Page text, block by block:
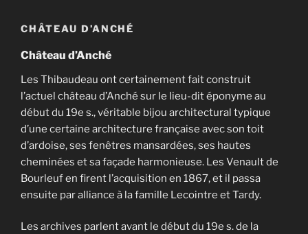
CHÂTEAU D’ANCHÉ
Château d’Anché
Les Thibaudeau ont certainement fait construit
l’actuel château d’Anché sur le lieu-dit éponyme au
début du 19e s., véritable bijou architectural typique
d’une certaine architecture française avec son toit
d’ardoise, ses fenêtres mansardées, ses hautes
cheminées et sa façade harmonieuse. Les Venault de
Bourleuf en firent l’acquisition en 1867, et il passa
ensuite par alliance à la famille Lecointre et Tardy.
Les archives parlent avant le début du 19e s. de la